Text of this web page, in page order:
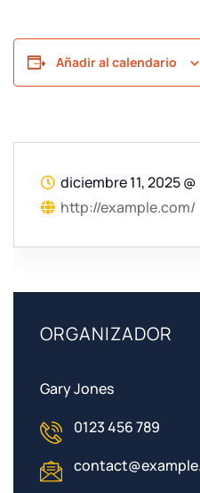
Añadir al calendario
diciembre 11, 2025@
http://example.com/
ORGANIZADOR
Gary Jones
0123 456 789